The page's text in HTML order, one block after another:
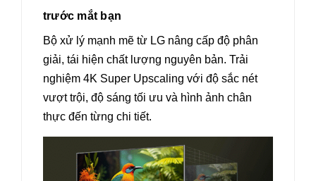
trước mắt bạn
Bộ xử lý mạnh mẽ từ LG nâng cấp độ phân
giải, tái hiện chất lượng nguyên bản. Trải
nghiệm 4K Super Upscaling với độ sắc nét
vượt trội, độ sáng tối ưu và hình ảnh chân
thực đến từng chi tiết.